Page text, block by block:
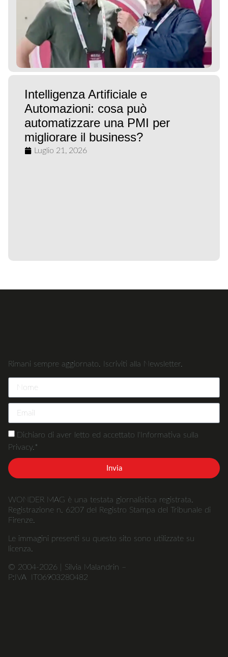
Intelligenza Artificiale e
Automazioni: cosa può
automatizzare una PMI per
migliorare il business?
Luglio 21, 2026
Rimani sempre aggiornato. Iscriviti alla Newsletter.
Dichiaro di aver letto ed accettato l'Informativa sulla
Privacy.*
Invia
WONDER MAG è una testata giornalistica registrata.
Registrazione n. 6207 del Registro Stampa del Tribunale di
Firenze.
Le immagini presenti su questo sito sono utilizzate su
licenza.
© 2004-2026 | Silvia Malandrin –
P:IVA IT06903280482